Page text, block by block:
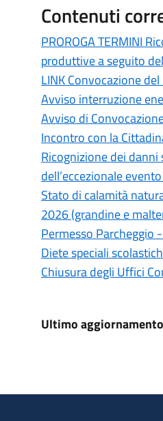
Contenuti
PROROGA TERMINI
produttive a seguito
LINK Convocazione
Avviso interruzione
Avviso di
Incontro con la
Ricognizione dei
dell’eccezionale
Stato di calamità
2026 (grandine e
Permesso Parcheggio
Diete speciali
Chiusura degli Uffici
Ultimo aggiornamento